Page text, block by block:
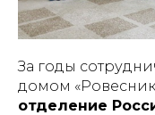
За годы
домом
отделение